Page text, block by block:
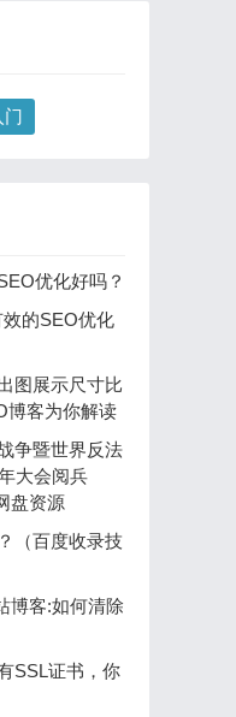
门
优化好吗？
的SEO优化
图展示尺寸比
博客为你解读
争暨世界反法
大会阅兵
盘资源
（百度收录技
博客:如何清除
SSL证书，你